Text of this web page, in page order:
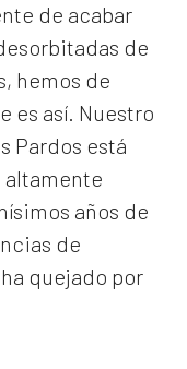
de acabar
de
hemos de
es así. Nuestro
Pardos está
altamente
años de
de
quejado por